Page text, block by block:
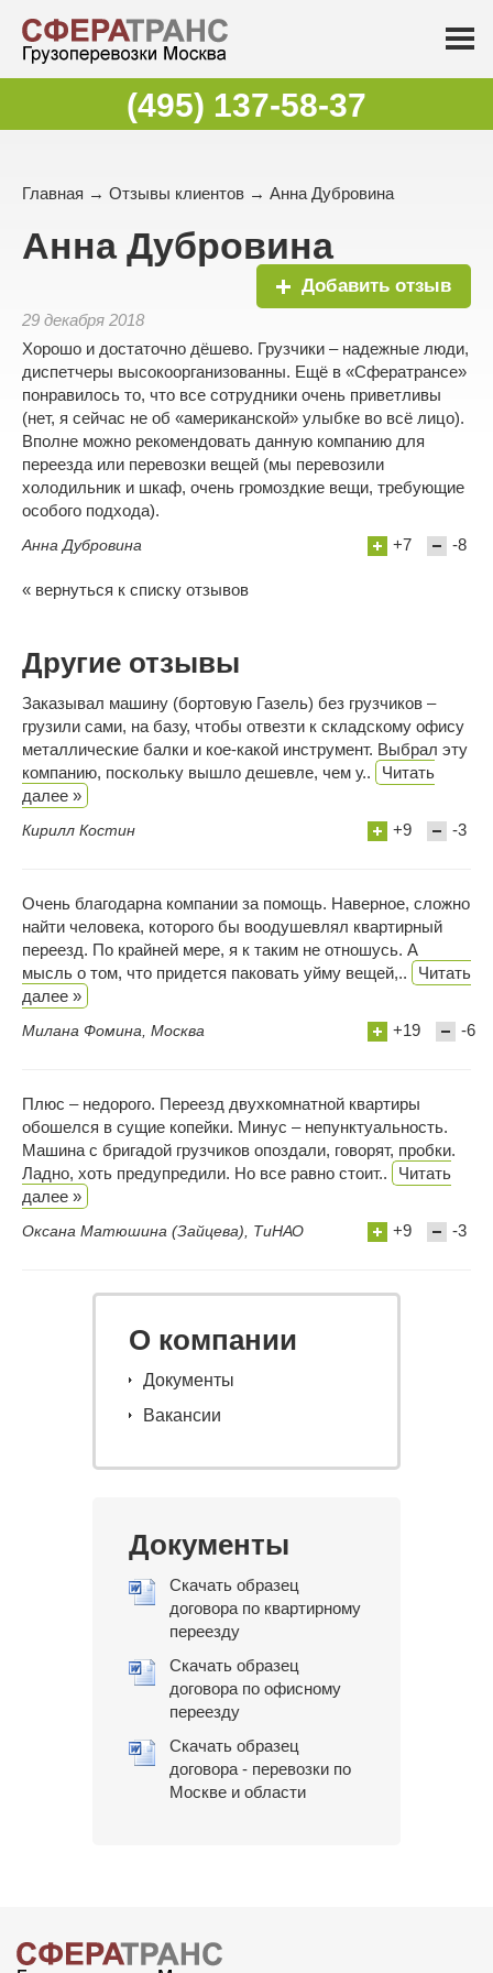
(495) 137-58-37
Главная → Отзывы клиентов → Анна Дубровина
Анна Дубровина
Добавить отзыв
29 декабря 2018
Хорошо и достаточно дёшево. Грузчики – надежные люди,
диспетчеры высокоорганизованны. Ещё в «Сфератрансе»
понравилось то, что все сотрудники очень приветливы
(нет, я сейчас не об «американской» улыбке во всё лицо).
Вполне можно рекомендовать данную компанию для
переезда или перевозки вещей (мы перевозили
холодильник и шкаф, очень громоздкие вещи, требующие
особого подхода).
Анна Дубровина +7 -8
« вернуться к списку отзывов
Другие отзывы
Заказывал машину (бортовую Газель) без грузчиков –
грузили сами, на базу, чтобы отвезти к складскому офису
металлические балки и кое-какой инструмент. Выбрал эту
компанию, поскольку вышло дешевле, чем у..
Читать
далее »
Кирилл Костин +9 -3
Очень благодарна компании за помощь. Наверное, сложно
найти человека, которого бы воодушевлял квартирный
переезд. По крайней мере, я к таким не отношусь. А
мысль о том, что придется паковать уйму вещей,..
Читать
далее »
Милана Фомина, Москва +19 -6
Плюс – недорого. Переезд двухкомнатной квартиры
обошелся в сущие копейки. Минус – непунктуальность.
Машина с бригадой грузчиков опоздали, говорят, пробки.
Ладно, хоть предупредили. Но все равно стоит..
Читать
далее »
Оксана Матюшина (Зайцева), ТиНАО +9 -3
О компании
Документы
Вакансии
Документы
Скачать образец
договора по квартирному
переезду
Скачать образец
договора по офисному
переезду
Скачать образец
договора - перевозки по
Москве и области